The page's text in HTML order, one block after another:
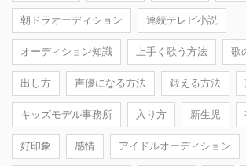
朝ドラオーディション 連続テレビ小説
オーディション知識 上手く歌う方法 歌
出し方 声優になる方法 鍛える方法
キッズモデル事務所 入り方 新生児
好印象 感情 アイドルオーディション